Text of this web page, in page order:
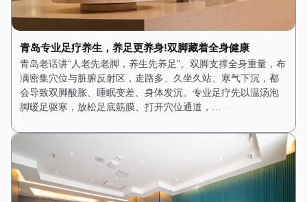
青岛专业足疗养生，养足更养身!双脚藏着全身健康
青岛老话讲“人老先老脚，养生先养足”。双脚支撑全身重量，布
满密集穴位与脏腑反射区，走路多、久坐久站、寒气下沉，都
会导致双脚酸胀、睡眠变差、身体发沉。专业足疗先以温汤泡
脚暖足驱寒，放松足底筋膜、打开穴位通道，…